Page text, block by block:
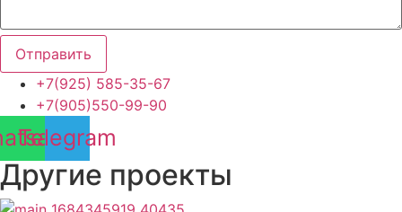
Отправить
+7(925) 585-35-67
+7(905)550-99-90
Telegram
Другие проекты